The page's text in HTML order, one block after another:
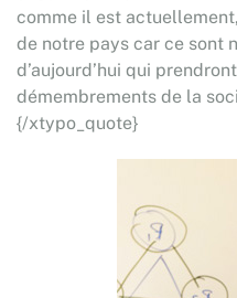
comme il est
de notre pays car ce sont
d’aujourd’hui qui
démembrements de la
{/xtypo_quote}